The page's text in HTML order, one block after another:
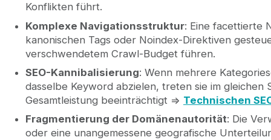
Konflikten führt.
Komplexe Navigationsstruktur: Eine facettierte
kanonischen Tags oder Noindex-Direktiven
verschwendetem Crawl-Budget führen.
SEO-Kannibalisierung: Wenn mehrere
dasselbe Keyword abzielen, treten sie im gleichen
Gesamtleistung beeinträchtigt => Technischen
Fragmentierung der Domänenautorität: Die
oder eine unangemessene geografische